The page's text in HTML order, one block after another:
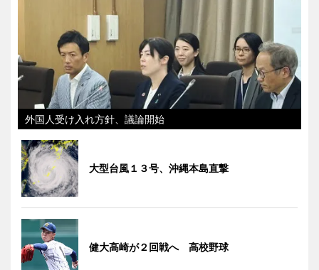
外国人受け入れ方針、議論開始
大型台風１３号、沖縄本島直撃
健大高崎が２回戦へ 高校野球